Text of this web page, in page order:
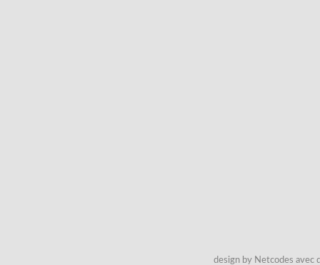
design by Netcodes avec